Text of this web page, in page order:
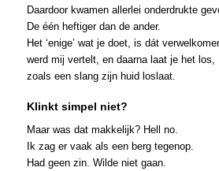
Daardoor kwamen allerlei onderdrukte
De één heftiger dan de ander.
Het ‘enige’ wat je doet, is dát
werd mij vertelt, en daarna laat je het los,
zoals een slang zijn huid loslaat.
Klinkt simpel niet?
Maar was dat makkelijk? Hell no.
Ik zag er vaak als een berg tegenop.
Had geen zin. Wilde niet gaan.